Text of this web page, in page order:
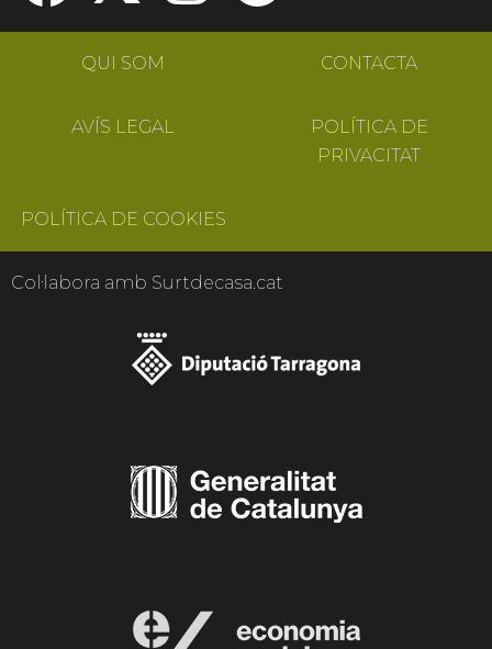
QUI SOM CONTACTA
AVÍS LEGAL
POLÍTICA DE
PRIVACITAT
POLÍTICA DE COOKIES
Col·labora amb Surtdecasa.cat